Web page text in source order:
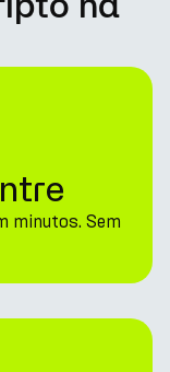
minutos. Sem